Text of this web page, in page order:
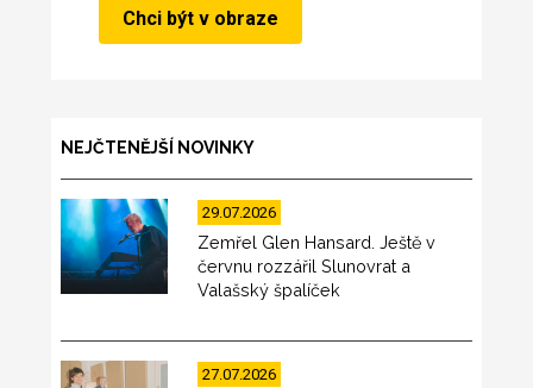
NEJČTENĚJŠÍ NOVINKY
29.07.2026
Zemřel Glen Hansard. Ještě v
červnu rozzářil Slunovrat a
Valašský špalíček
27.07.2026